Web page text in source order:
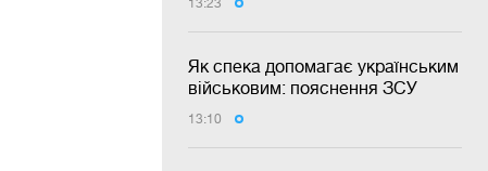
13:23
Як спека допомагає українським
військовим: пояснення ЗСУ
13:10